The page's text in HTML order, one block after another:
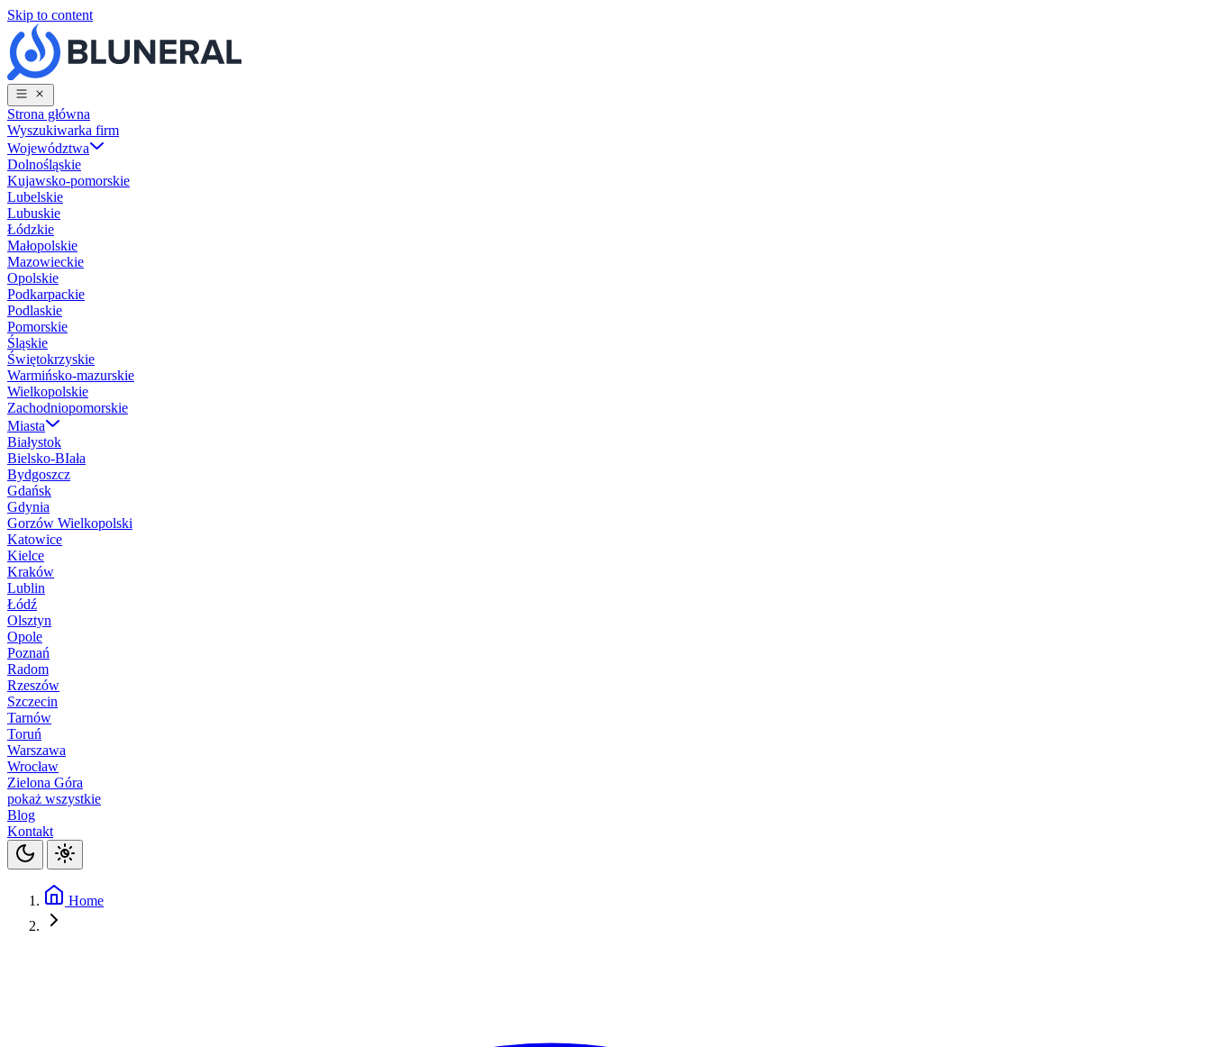
Skip to content
Strona główna
Wyszukiwarka firm
Województwa
Dolnośląskie
Kujawsko-pomorskie
Lubelskie
Lubuskie
Łódzkie
Małopolskie
Mazowieckie
Opolskie
Podkarpackie
Podlaskie
Pomorskie
Śląskie
Świętokrzyskie
Warmińsko-mazurskie
Wielkopolskie
Zachodniopomorskie
Miasta
Białystok
Bielsko-BIała
Bydgoszcz
Gdańsk
Gdynia
Gorzów Wielkopolski
Katowice
Kielce
Kraków
Lublin
Łódź
Olsztyn
Opole
Poznań
Radom
Rzeszów
Szczecin
Tarnów
Toruń
Warszawa
Wrocław
Zielona Góra
pokaż wszystkie
Blog
Kontakt
Home